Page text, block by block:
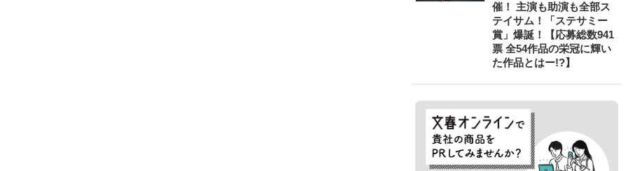
催！ 主演も助演も全部ス
テイサム！「ステサミー
賞」爆誕！【応募総数941
票 全54作品の栄冠に輝い
た作品とはー!?】